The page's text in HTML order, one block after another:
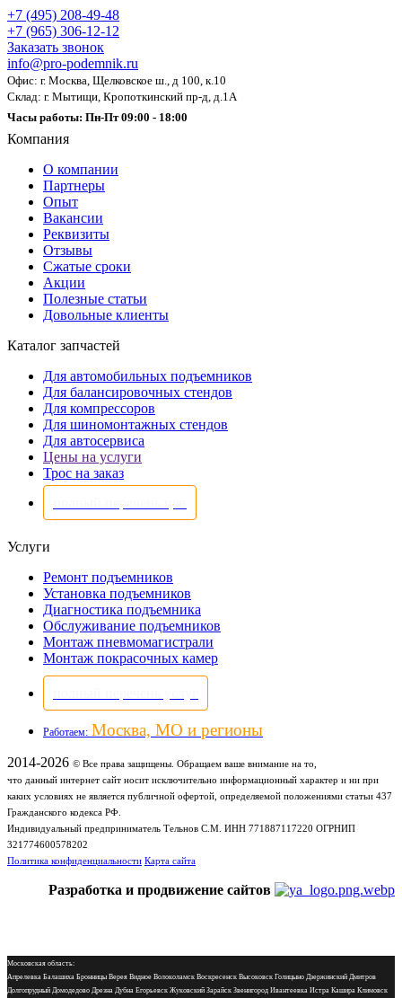
+7 (495) 208-49-48
+7 (965) 306-12-12
Заказать звонок
info@pro-podemnik.ru
Офис: г. Москва, Щелковское ш., д 100, к.10
Склад: г. Мытищи, Кропоткинский пр-д, д.1А
Часы работы: Пн-Пт 09:00 - 18:00
Компания
О компании
Партнеры
Опыт
Вакансии
Реквизиты
Отзывы
Сжатые сроки
Акции
Полезные статьи
Довольные клиенты
Каталог запчастей
Для автомобильных подъемников
Для балансировочных стендов
Для компрессоров
Для шиномонтажных стендов
Для автосервиса
Цены на услуги
Трос на заказ
Услуги
Ремонт подъемников
Установка подъемников
Диагностика подъемника
Обслуживание подъемников
Монтаж пневмомагистрали
Монтаж покрасочных камер
Работаем: Москва, МО и регионы
2014-2026 © Все права защищены. Обращаем ваше внимание на то,
что данный интернет сайт носит исключительно информационный характер и ни при
каких условиях не является публичной офертой, определяемой положениями статьи 437
Гражданского кодекса РФ.
Индивидуальный предприниматель Тельнов С.М. ИНН 771887117220 ОГРНИП
321774600578202
Политика конфиденциальности Карта сайта
Разработка и продвижение сайтов
Московская область:
Апрелевка Балашиха Бронницы Верея Видное Волоколамск Воскресенск Высоковск Голицыно Дзержинский Дмитров
Долгопрудный Домодедово Дрезна Дубна Егорьевск Жуковский Зарайск Звенигород Ивантеевка Истра Кашира Климовск